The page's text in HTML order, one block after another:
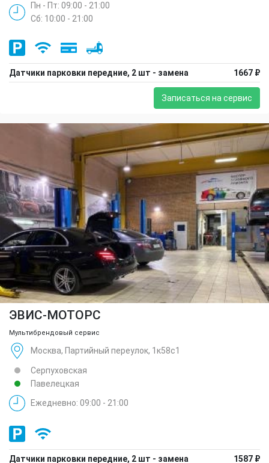
Пн - Пт: 09:00 - 21:00
Сб: 10:00 - 21:00
Датчики парковки передние, 2 шт - замена 1667 ₽
Записаться на сервис
ЭВИС-МОТОРС
Мультибрендовый сервис
Москва, Партийный переулок, 1к58с1
Серпуховская
Павелецкая
Ежедневно: 09:00 - 21:00
Датчики парковки передние, 2 шт - замена 1587 ₽